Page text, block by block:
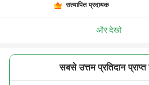
सत्यापित प्रदायक
और देखो
सबसे उत्तम प्रतिदान